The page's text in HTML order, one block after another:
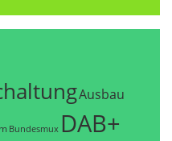
Ausbau
Bundesmux DAB+